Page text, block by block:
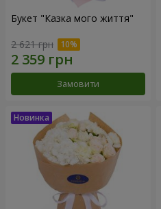
Букет "Казка мого життя"
2 621 грн
Замовити